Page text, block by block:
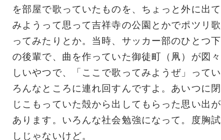
を部屋で歌っていたものを、ちょっと外に出て
みようって思って吉祥寺の公園とかでポツリ歌
ってみたりとか。当時、サッカー部のひとつ下
の後輩で、曲を作っていた御徒町（凧）が図々
しいやつで、「ここで歌ってみようぜ」ってい
ろんなところに連れ回すんですよ。あいつに閉
じこもっていた殻から出してもらった思い出が
あります。いろんな社会勉強になって。度胸試
しじゃないけど。